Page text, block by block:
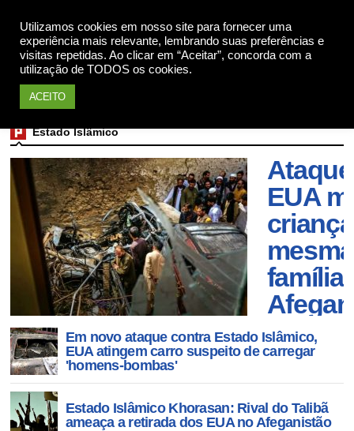
Utilizamos cookies em nosso site para fornecer uma
experiência mais relevante, lembrando suas preferências e
visitas repetidas. Ao clicar em “Aceitar”, concorda com a
utilização de TODOS os cookies.
ACEITO
Estado Islâmico
EUA
mesma
família
Em novo ataque contra Estado Islâmico,
EUA atingem carro suspeito de carregar
'homens-bombas'
Estado Islâmico Khorasan: Rival do Talibã
ameaça a retirada dos EUA no Afeganistão